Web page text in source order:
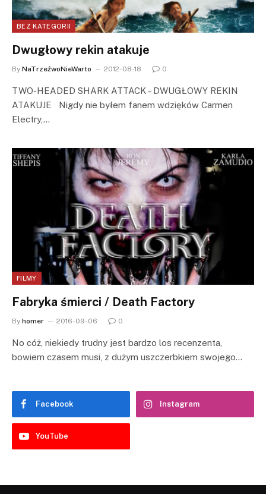
BEZ KATEGORII
Dwugłowy rekin atakuje
By NaTrzeźwoNieWarto 2012-08-18 0
TWO-HEADED SHARK ATTACK – DWUGŁOWY REKIN
ATAKUJE Nigdy nie byłem fanem wdzięków Carmen
Electry,…
FILMY
Fabryka śmierci / Death Factory
By homer 2016-09-06 0
No cóż, niekiedy trudny jest bardzo los recenzenta,
bowiem czasem musi, z dużym uszczerbkiem swojego…
Facebook Instagram
YouTube